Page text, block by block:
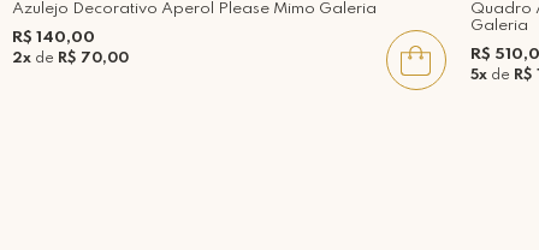
Azulejo Decorativo Aperol Please Mimo Galeria
R$ 140,00
2x de R$ 70,00
Quadro
Galeria
R$
5xde R$